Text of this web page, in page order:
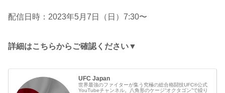
配信日時：2023年5月7日（日）7:30〜
詳細はこちらからご確認ください▼
UFC Japan
世界最強のファイターが集う究極の総合格闘技UFC®公式
YouTubeチャンネル。八角形のケージ“オクタゴン”で繰り